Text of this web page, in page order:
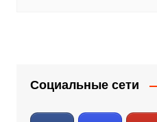
Социальные сети